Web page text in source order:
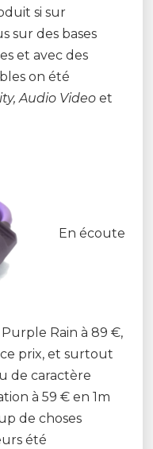
si sur
sur des bases
et avec des
on été
Audio Video et
En écoute
Rain à 89 €,
prix, et surtout
de caractère
à 59 € en 1m
de choses
été